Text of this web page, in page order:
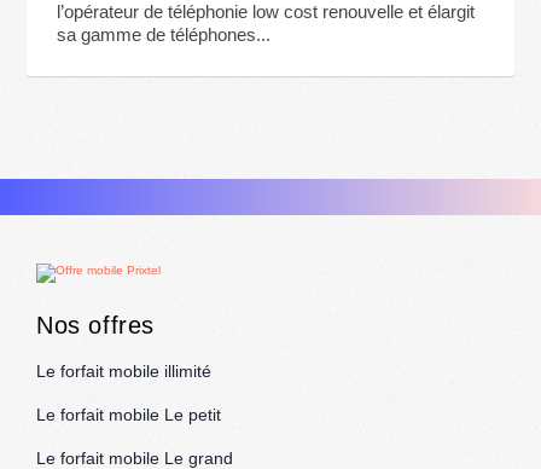
l’opérateur de téléphonie low cost renouvelle et élargit
sa gamme de téléphones...
Nos offres
Le forfait mobile illimité
Le forfait mobile Le petit
Le forfait mobile Le grand